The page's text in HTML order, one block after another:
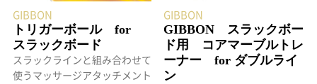
GIBBON
トリガーボール for
スラックボード
スラックラインと組み合わせて
使うマッサージアタッチメント
GIBBON
GIBBON スラックボー
ド用 コアマーブルトレ
ーナー for ダブルライ
ン